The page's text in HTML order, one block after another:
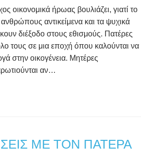
ΔΙΗΓΗΜΆΤΩΝ
ΣΕ
ΜΟΡΦΉ
E-
BOOK
ΣΤΟ
OPENBOOK
οικονομικά ήρωας βουλιάζει, γιατί το
αντικείμενα και τα ψυχικά
διέξοδο στους εθισμούς. Πατέρες
τους σε μια εποχή όπου καλούνται να
στην οικογένεια. Μητέρες
αν…
ΜΕ ΤΟΝ ΠΑΤΕΡΑ